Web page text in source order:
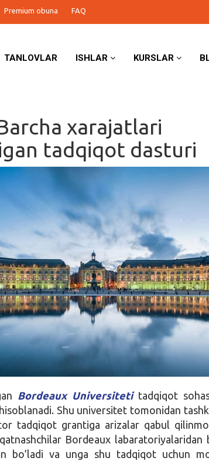
Premium obuna FAQ
TANLOVLAR ISHLAR KURSLAR
xarajatlari
tadqiqot dasturi
Bordeaux Universitetitadqiqot
Shu universitet tomonidan
tadqiqot grantiga arizalar qabul
Bordeaux labaratoriyalaridan
bo’ladi va unga shu tadqiqot uchun